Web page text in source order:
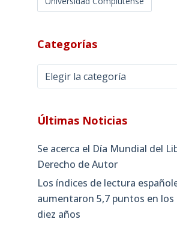
Categorías
Categorías
Últimas Noticias
Se acerca el Día Mundial del
Derecho de Autor
Los índices de lectura
aumentaron 5,7 puntos en
diez años